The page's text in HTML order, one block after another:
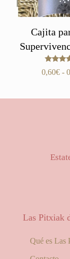
Cajita
con
0,60€ -
Las Pitxiak
Qué es Las